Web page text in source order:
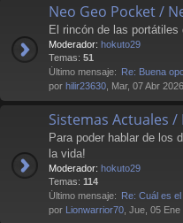
Neo Geo Pocket /
El rincón de las portátiles
Moderador: hokuto29
Temas: 51
Último mensaje: Re: Buena
por hilir23630 , Mar, 07 Abr
Sistemas Actuales /
Para poder hablar de los
la vida!
Moderador: hokuto29
Temas: 114
Último mensaje: Re: Cuál es
por Lionwarrior70 , Jue, 05